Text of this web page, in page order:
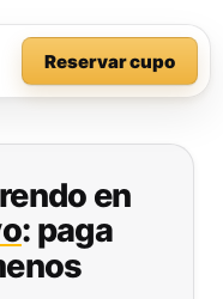
Reservar cupo
en
: paga